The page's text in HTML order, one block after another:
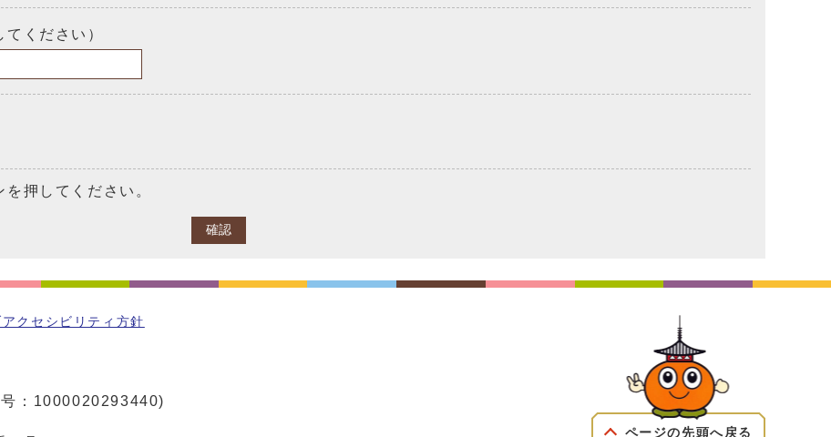
ください）
押してください。
確認
アクセシビリティ方針
号：1000020293440)
ページの先頭へ戻る